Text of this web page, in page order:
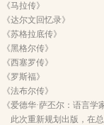
《马拉传》
《达尔文回忆录》
《苏格拉底传》
《黑格尔传》
《西塞罗传》
《罗斯福》
《法布尔传》
《爱德华·萨丕尔：语言学
此次重新规划出版，在